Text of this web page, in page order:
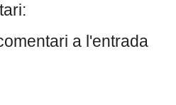
a l'entrada